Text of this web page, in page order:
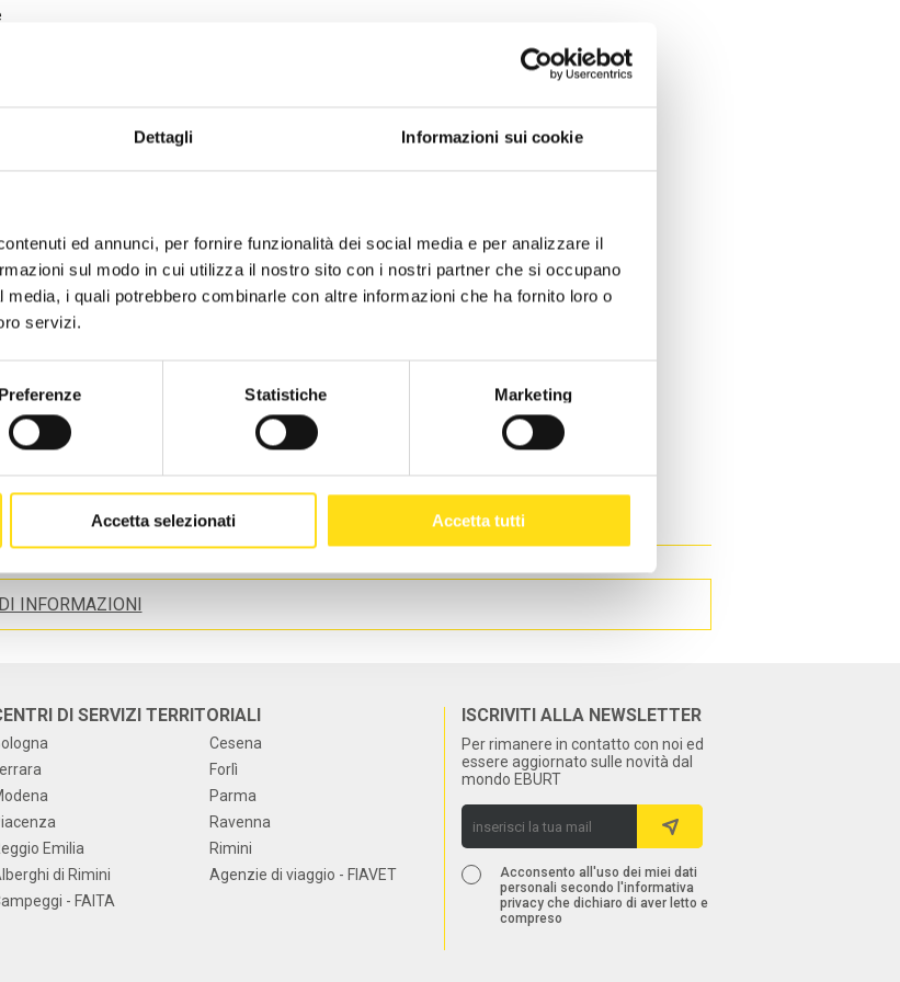
Dettagli Informazioni sui cookie
ed annunci, per fornire funzionalità dei social media e per analizzare il
sul modo in cui utilizza il nostro sito con i nostri partner che si occupano
i quali potrebbero combinarle con altre informazioni che ha fornito loro o
servizi.
Preferenze Statistiche Marketing
Accetta selezionati Accetta tutti
CST Reggio Emilia
CST Alberghi di Rimini
CST Agenzie di viaggio - FIAVET
contrapposizione
per concordanza
"al contrario"
vino e del miglior cibo
con: antipasti, pesci, primi piatti, secondi piatti di carne, formaggi
INFORMAZIONI
DI SERVIZI TERRITORIALI
Cesena
Forlì
Parma
Ravenna
Emilia
Rimini
di Rimini
Agenzie di viaggio - FIAVET
- FAITA
ISCRIVITI ALLA NEWSLETTER
Per rimanere in contatto con noi ed
essere aggiornato sulle novità dal
mondo EBURT
Acconsento all'uso dei miei dati
personali secondo l'informativa
privacy che dichiaro di aver letto e
compreso